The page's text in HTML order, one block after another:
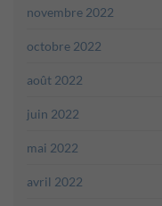
novembre 2022
octobre 2022
août 2022
juin 2022
mai 2022
avril 2022